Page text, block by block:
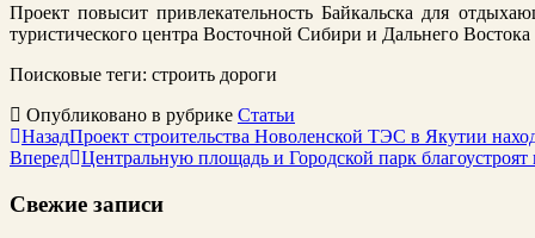
Проект повысит привлекательность Байкальска для
туристического центра Восточной Сибири и Дальнего
Поисковые теги: строить дороги
Опубликовано в рубрике Статьи
НазадПроект строительства Новоленской ТЭС в Якутии
Вперед Центральную площадь и Городской парк
Свежие записи